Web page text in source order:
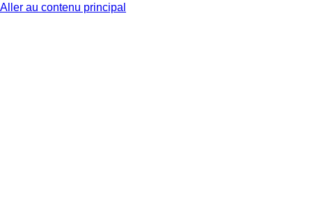
Aller au contenu principal